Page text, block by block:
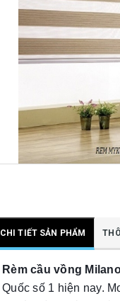
CHI TIẾT SẢN PHẨM
Rèm cầu vồng
Quốc số 1 hiện nay.